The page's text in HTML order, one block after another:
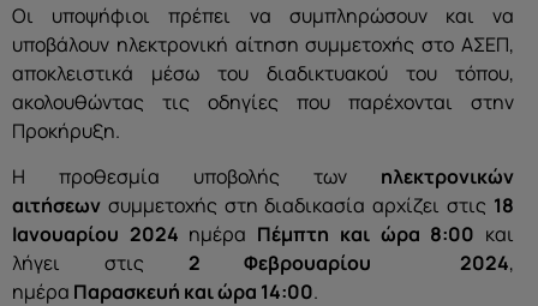
Οι υποψήφιοι πρέπει να συμπληρώσουν και να
υποβάλουν ηλεκτρονική αίτηση συμμετοχής στο ΑΣΕΠ,
αποκλειστικά μέσω του διαδικτυακού του τόπου,
ακολουθώντας τις οδηγίες που παρέχονται στην
Προκήρυξη.
Η προθεσμία υποβολής των ηλεκτρονικών
αιτήσεων συμμετοχής στη διαδικασία αρχίζει στις 18
Ιανουαρίου 2024 ημέρα Πέμπτη και ώρα 8:00 και
λήγει στις 2 Φεβρουαρίου 2024,
ημέρα Παρασκευή και ώρα 14:00.